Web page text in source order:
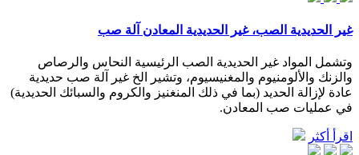
غير الحديدية الصب، غير الحديدية المعادن آلة صب
وتشمل المواد غير الحديدية الصب الرئيسية النحاس والرصاص
والزنك والألومنيوم والمغنيسيوم، وتشير الخ غير آلة صب حديدية
عادة لإزالة الحديد (بما في ذلك المنغنيز والكروم والسبائك الحديدية)
في عمليات صب المعادن.
اقرأ أكثر